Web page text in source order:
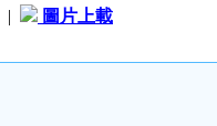
| 圖片上載